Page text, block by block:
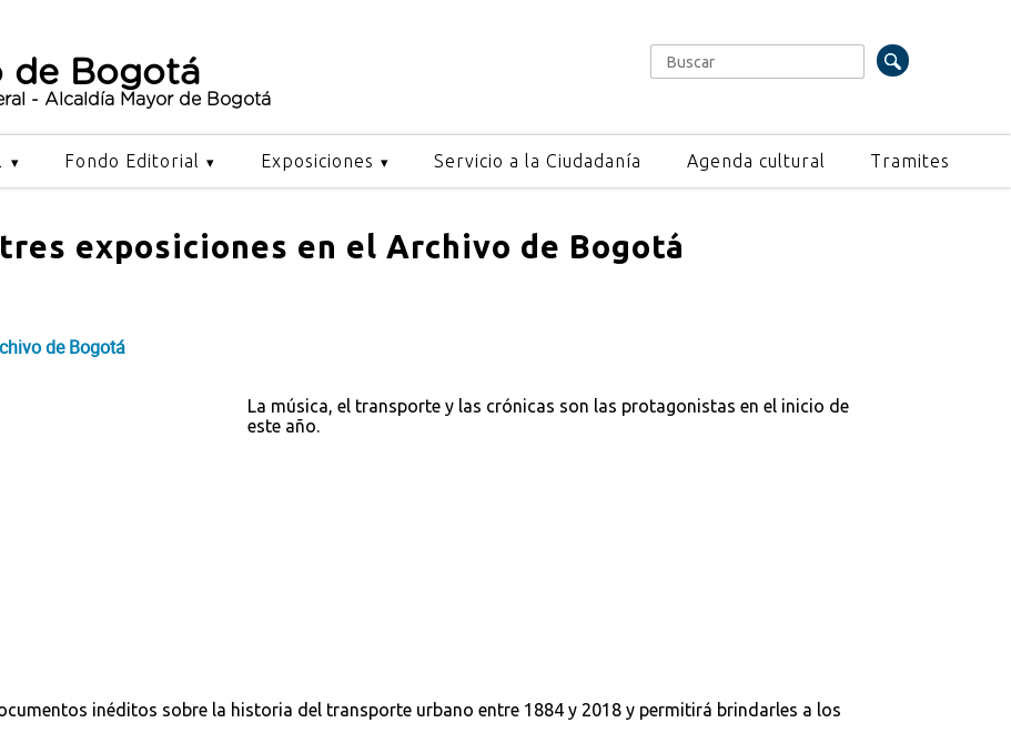
de Bogotá
- Alcaldía Mayor de Bogotá
Formulario de búsqueda
Buscar
Fondo Editorial Exposiciones Servicio a la Ciudadanía Agenda cultural Tramites
exposiciones en el Archivo de Bogotá
de Bogotá
La música, el transporte y las crónicas son las protagonistas en el inicio de
este año.
inéditos sobre la historia del transporte urbano entre 1884 y 2018 y permitirá brindarles a los